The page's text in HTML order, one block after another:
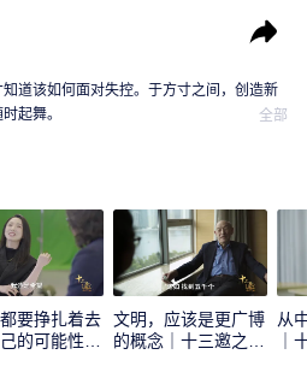
道该如何面对失控。于方寸之间，创造新
起舞。
全部
要挣扎着去
的可能性｜
文明，应该是更广博
的概念｜十三邀之傅
从
｜